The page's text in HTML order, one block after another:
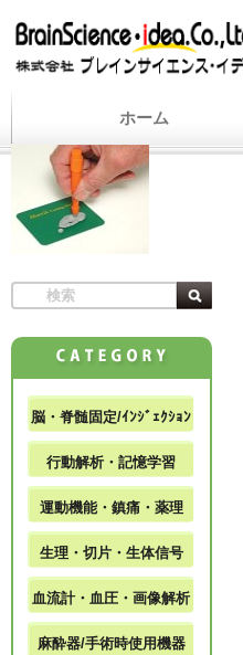
ホーム
脳・脊髄固定/ｲﾝｼﾞｪｸｼｮﾝ
行動解析・記憶学習
運動機能・鎮痛・薬理
生理・切片・生体信号
血流計・血圧・画像解析
麻酔器/手術時使用機器